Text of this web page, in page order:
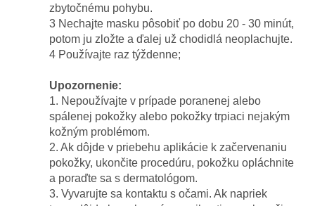
zbytočnému pohybu.
3 Nechajte masku pôsobiť po dobu 20 - 30 minút,
potom ju zložte a ďalej už chodidlá neoplachujte.
4 Používajte raz týždenne;
Upozornenie:
1. Nepoužívajte v prípade poranenej alebo
spálenej pokožky alebo pokožky trpiaci nejakým
kožným problémom.
2. Ak dôjde v priebehu aplikácie k začervenaniu
pokožky, ukončite procedúru, pokožku opláchnite
a poraďte sa s dermatológom.
3. Vyvarujte sa kontaktu s očami. Ak napriek